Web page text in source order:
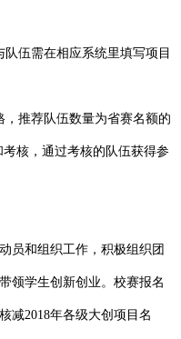
队伍需在相应系统里填写项目
，推荐队伍数量为省赛名额的
核，通过考核的队伍获得参
员和组织工作，积极组织团
领学生创新创业。校赛报名
减2018年各级大创项目名